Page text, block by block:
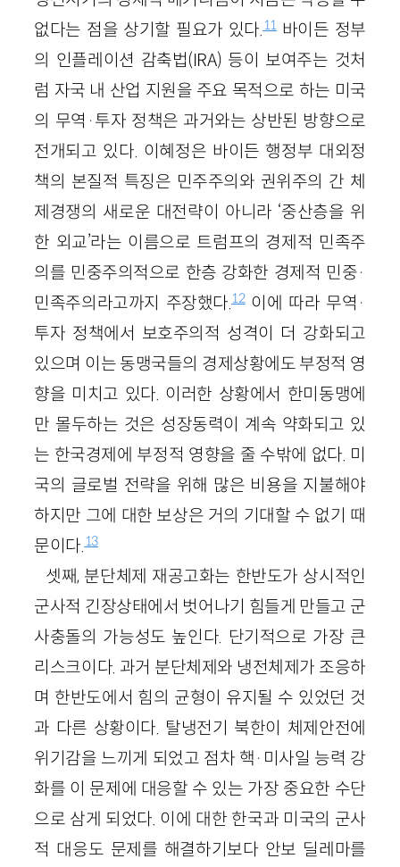
없다는 점을 상기할 필요가 있다.11바이든 정부
의 인플레이션 감축법(IRA) 등이 보여주는 것처
럼 자국 내 산업 지원을 주요 목적으로 하는 미국
의 무역·투자 정책은 과거와는 상반된 방향으로
전개되고 있다. 이혜정은 바이든 행정부 대외정
책의 본질적 특징은 민주주의와 권위주의 간 체
제경쟁의 새로운 대전략이 아니라 ‘중산층을 위
한 외교’라는 이름으로 트럼프의 경제적 민족주
의를 민중주의적으로 한층 강화한 경제적 민중·
민족주의라고까지 주장했다.12이에 따라 무역·
투자 정책에서 보호주의적 성격이 더 강화되고
있으며 이는 동맹국들의 경제상황에도 부정적 영
향을 미치고 있다. 이러한 상황에서 한미동맹에
만 몰두하는 것은 성장동력이 계속 약화되고 있
는 한국경제에 부정적 영향을 줄 수밖에 없다. 미
국의 글로벌 전략을 위해 많은 비용을 지불해야
하지만 그에 대한 보상은 거의 기대할 수 없기 때
문이다.13
셋째, 분단체제 재공고화는 한반도가 상시적인
군사적 긴장상태에서 벗어나기 힘들게 만들고 군
사충돌의 가능성도 높인다. 단기적으로 가장 큰
리스크이다. 과거 분단체제와 냉전체제가 조응하
며 한반도에서 힘의 균형이 유지될 수 있었던 것
과 다른 상황이다. 탈냉전기 북한이 체제안전에
위기감을 느끼게 되었고 점차 핵·미사일 능력 강
화를 이 문제에 대응할 수 있는 가장 중요한 수단
으로 삼게 되었다. 이에 대한 한국과 미국의 군사
적 대응도 문제를 해결하기보다 안보 딜레마를